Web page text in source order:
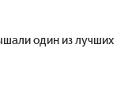
один из лучших